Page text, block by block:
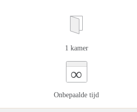
1 kamer
∞
Onbepaalde tijd